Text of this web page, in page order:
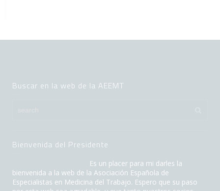
Buscar en la web de la AEEMT
Bienvenida del Presidente
Es un placer para mi darles la
bienvenida a la web de la Asociación Española de
Especialistas en Medicina del Trabajo. Espero que su paso